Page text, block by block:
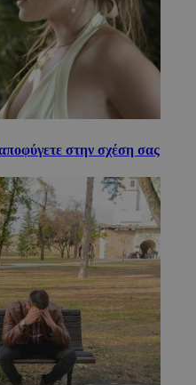
στην σχέση σας